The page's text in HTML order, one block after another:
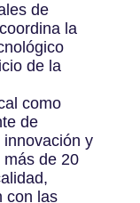
de
la
de la
como
de
y
de 20
con las